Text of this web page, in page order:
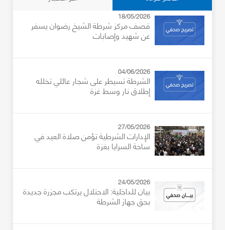
18/05/2026
قصف مركز شرطة الشيخ رضوان يسفر
عن شهيد وإصابات
04/06/2026
الشرطة تسيطر على شجار عائلي تخلله
إطلاق نار وسط غزة
27/05/2026
الإدارات الشرطية تؤمن صلاة العيد في
ساحة السرايا بغزة
24/05/2026
بيان للداخلية: الاحتلال يرتكب مجزرة جديدة
بحق جهاز الشرطة